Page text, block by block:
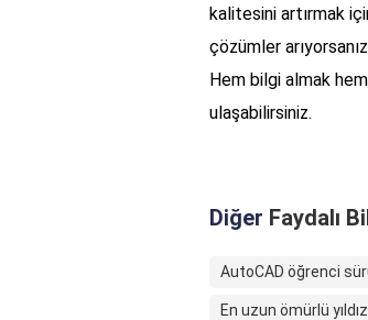
kalitesini artırmak
çözümler
Hem bilgi almak
ulaşabilirsiniz.
Diğer Faydalı
AutoCAD öğrenci
En uzun ömürlü